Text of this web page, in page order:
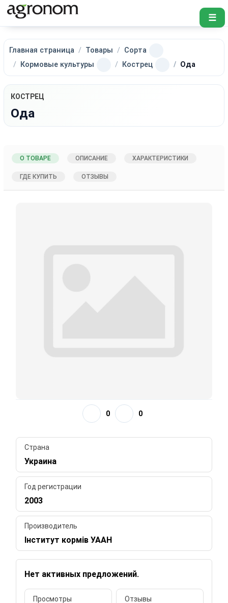
☰
Главная страница Товары
Сорта
Кормовые культуры
Кострец Ода
КОСТРЕЦ
Ода
О ТОВАРЕ ОПИСАНИЕ ХАРАКТЕРИСТИКИ
ГДЕ КУПИТЬ ОТЗЫВЫ
0 0
Страна
Украина
Год регистрации
2003
Производитель
Інститут кормів УААН
Нет активных предложений.
Просмотры Отзывы